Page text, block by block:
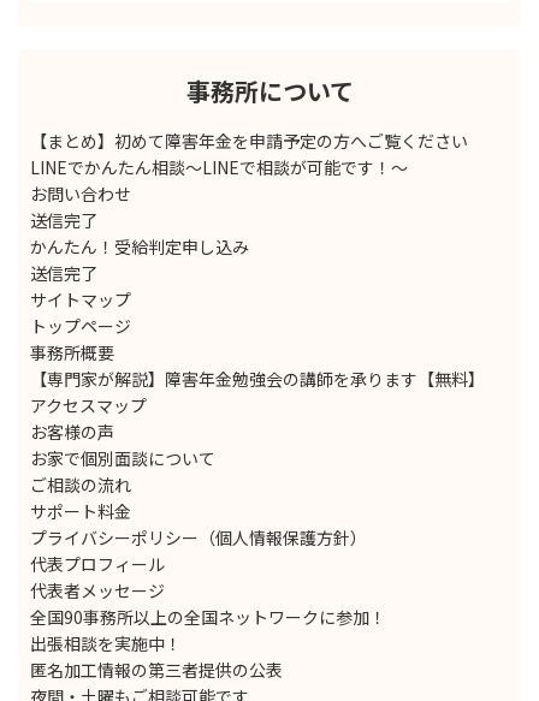
事務所について
【まとめ】初めて障害年金を申請予定の方へご覧ください
LINEでかんたん相談～LINEで相談が可能です！～
お問い合わせ
送信完了
かんたん！受給判定申し込み
送信完了
サイトマップ
トップページ
事務所概要
【専門家が解説】障害年金勉強会の講師を承ります【無料】
アクセスマップ
お客様の声
お家で個別面談について
ご相談の流れ
サポート料金
プライバシーポリシー（個人情報保護方針）
代表プロフィール
代表者メッセージ
全国90事務所以上の全国ネットワークに参加！
出張相談を実施中！
匿名加工情報の第三者提供の公表
夜間・土曜もご相談可能です